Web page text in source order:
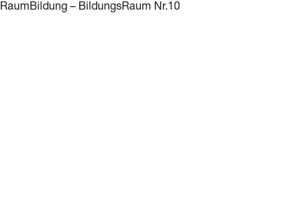
RaumBildung – BildungsRaum Nr.10